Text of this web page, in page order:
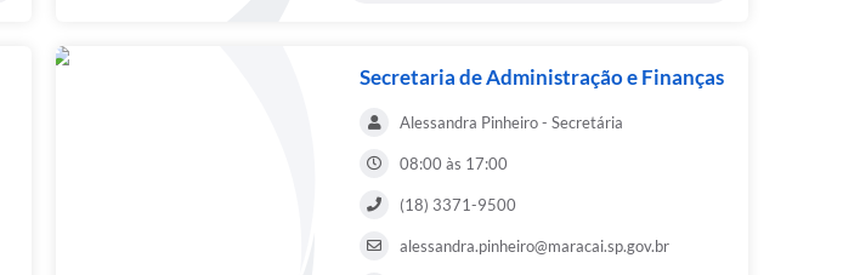
Secretaria de Administração e Finanças
Alessandra Pinheiro - Secretária
08:00 às 17:00
(18) 3371-9500
alessandra.pinheiro@maracai.sp.gov.br